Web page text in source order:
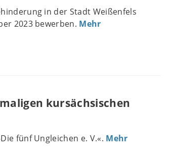
in der Stadt Weißenfels
2023 bewerben. Mehr
kursächsischen
fünf Ungleichen e. V.«. Mehr